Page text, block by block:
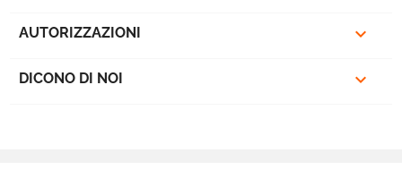
AUTORIZZAZIONI 
DICONO DI NOI 